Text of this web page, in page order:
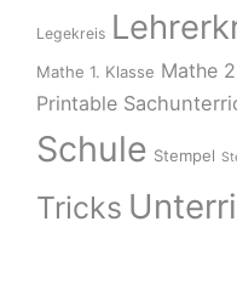
Legekreis
Mathe 1. Klasse Mathe
Printable
Schule Stempel
Tricks